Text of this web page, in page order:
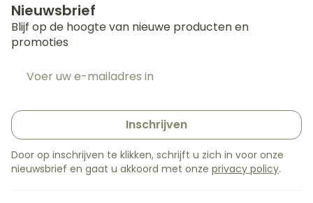
Nieuwsbrief
Blijf op de hoogte van nieuwe producten en
promoties
Inschrijven
Door op inschrijven te klikken, schrijft u zich in voor onze
nieuwsbrief en gaat u akkoord met onze privacy policy.